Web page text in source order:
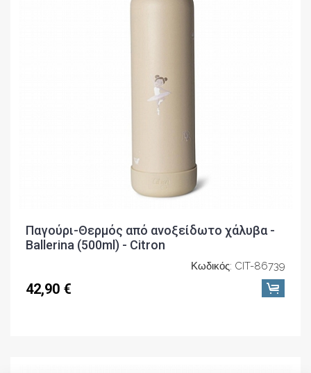
Παγούρι-Θερμός από ανοξείδωτο χάλυβα -
Ballerina (500ml) - Citron
Κωδικός: CIT-86739
42,90 €